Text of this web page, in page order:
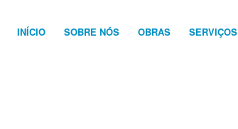
INÍCIO SOBRE NÓS OBRAS SERVIÇOS